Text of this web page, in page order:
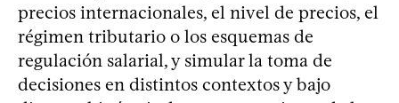
precios internacionales, el nivel de precios, el
régimen tributario o los esquemas de
regulación salarial, y simular la toma de
decisiones en distintos contextos y bajo